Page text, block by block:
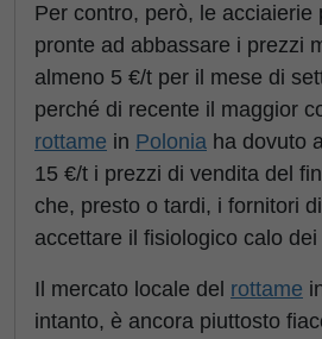
Per contro, però, le acciaierie
pronte ad abbassare i prezzi
almeno 5 €/t per il mese di
perché di recente il maggior
rottame in Polonia ha dovuto
15 €/t i prezzi di vendita del
che, presto o tardi, i fornitori di
accettare il fisiologico calo dei
Il mercato locale del rottame
intanto, è ancora piuttosto